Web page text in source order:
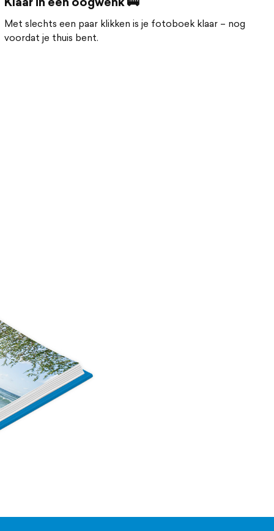
Met slechts een paar klikken is je fotoboek klaar – nog
voordat je thuis bent.